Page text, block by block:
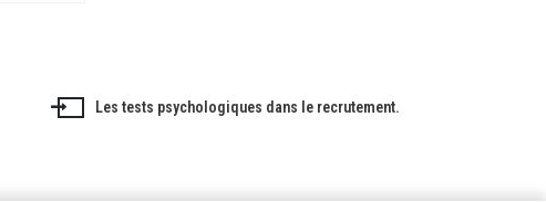
Les tests psychologiques dans le recrutement.